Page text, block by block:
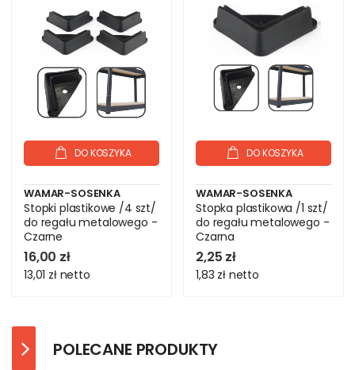
DO KOSZYKA
WAMAR-SOSENKA
Stopki plastikowe /4 szt/
do regału metalowego -
Czarne
16,00 zł
13,01 zł netto
DO KOSZYKA
WAMAR-SOSENKA
Stopka plastikowa /1 szt/
do regału metalowego -
Czarna
2,25 zł
1,83 zł netto
POLECANE PRODUKTY